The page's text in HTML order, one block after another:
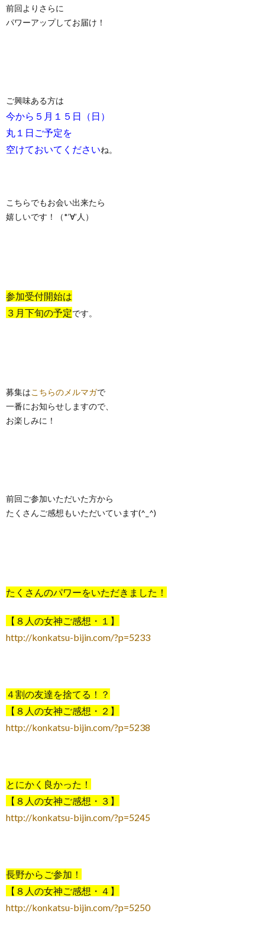
前回よりさらに
パワーアップしてお届け！
ご興味ある方は
今から５月１５日（日）
丸１日ご予定を
空けておいてくださいね。
こちらでもお会い出来たら
嬉しいです！（*’∀’人）
参加受付開始は
３月下旬の予定です。
募集はこちらのメルマガで
一番にお知らせしますので、
お楽しみに！
前回ご参加いただいた方から
たくさんご感想もいただいています(^_^)
たくさんのパワーをいただきました！
【８人の女神ご感想・１】
http://konkatsu-bijin.com/?p=5233
４割の友達を捨てる！？
【８人の女神ご感想・２】
http://konkatsu-bijin.com/?p=5238
とにかく良かった！
【８人の女神ご感想・３】
http://konkatsu-bijin.com/?p=5245
長野からご参加！
【８人の女神ご感想・４】
http://konkatsu-bijin.com/?p=5250